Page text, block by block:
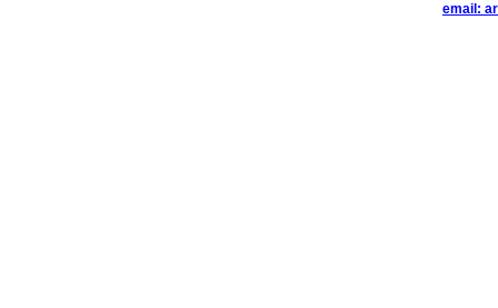
email: